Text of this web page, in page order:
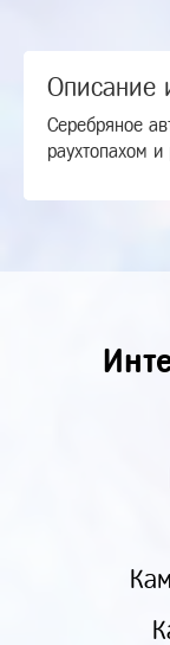
Описание
Серебряное
раухтопахом и